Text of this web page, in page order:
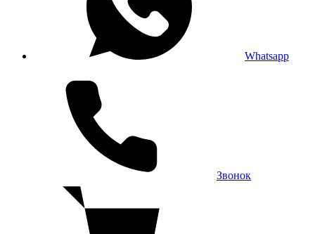
Whatsapp
Звонок